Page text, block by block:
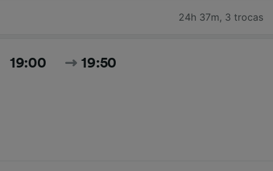
24h 37m, 3 trocas
19:00 19:50